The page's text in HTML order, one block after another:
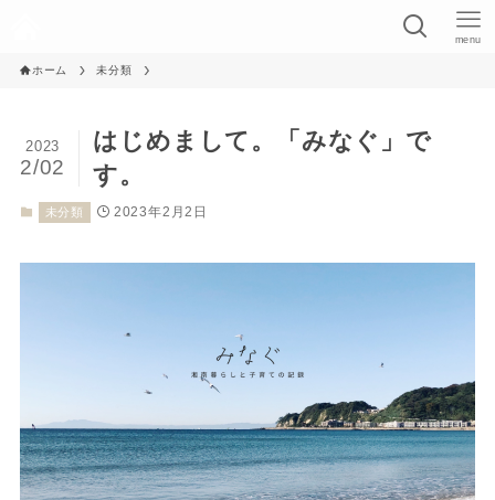
menu
ホーム 未分類
はじめまして。「みなぐ」で
す。
2023
2/02
未分類 2023年2月2日